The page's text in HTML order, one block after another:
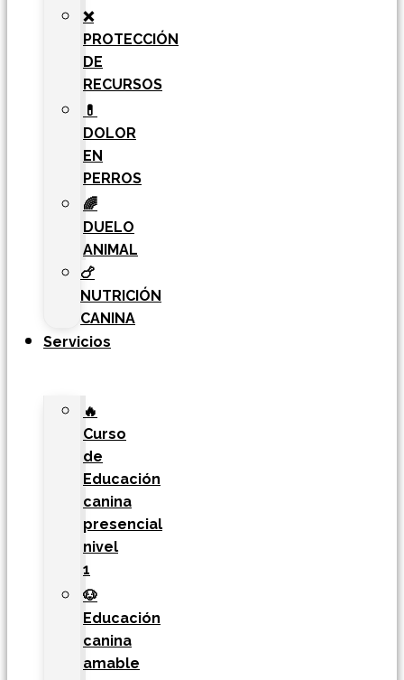
❌
PROTECCIÓN
DE
RECURSOS
💊
DOLOR
EN
PERROS
🌈
DUELO
ANIMAL
🍗
NUTRICIÓN
CANINA
Servicios
🔥
Curso
de
Educación
canina
presencial
nivel
1
🐶
Educación
canina
amable